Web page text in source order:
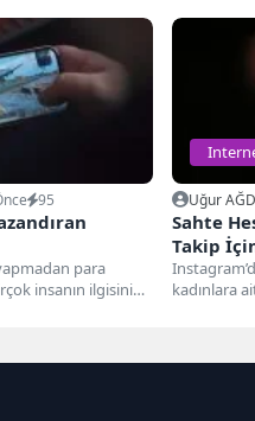
95
para
insanın ilgisini
Uğur
Sahte
Takip
kadınlara